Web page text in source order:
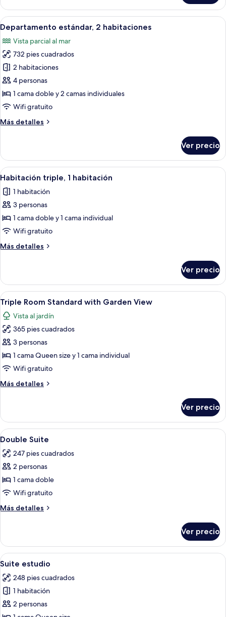
estándar
Abrir
todas
las
fotos
de
Departamento
estándar,
2
habitaciones
Una habitación con cama, zona de
6
Departamento estándar, 2 habitaciones
Vista parcial al mar
732 pies cuadrados
2 habitaciones
4 personas
1 cama doble y 2 camas individuales
Wifi gratuito
Más detalles
Más
estándar,
habitaciones
Ver precio
Abrir
todas
las
fotos
de
Habitación
triple,
1
Habitación de hotel con cama,
5
Habitación triple, 1 habitación
1 habitación
3 personas
1 cama doble y 1 cama individual
Wifi gratuito
Más detalles
Más
triple,
habitación
Ver precio
Abrir
todas
las
fotos
de
Triple
Room
with
Caja de seguridad en la habitación,
5
Triple Room Standard with Garden View
Vista al jardín
365 pies cuadrados
3 personas
1 cama Queen size y 1 cama individual
Wifi gratuito
Más detalles
Más
Room
Standard
with
View
Ver precio
Abrir
todas
las
fotos
de
Double
Suite
Caja de seguridad en la habitación,
5
Double Suite
247 pies cuadrados
2 personas
1 cama doble
Wifi gratuito
Más detalles
Más
Suite
Ver precio
Abrir
todas
las
fotos
de
Habitación de hotel con cama,
4
Suite estudio
248 pies cuadrados
1 habitación
2 personas